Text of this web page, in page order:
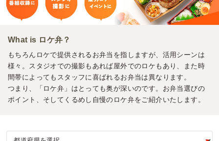
What is ロケ弁？
もちろんロケで提供されるお弁当を指しますが、活用シーンは
様々。スタジオでの撮影もあれば屋外でのロケもあり、また時
間帯によってもスタッフに喜ばれるお弁当は異なります。
つまり、「ロケ弁」はとっても奥が深いのです。お弁当選びの
ポイント、そしてくるめし自慢のロケ弁をご紹介いたします。